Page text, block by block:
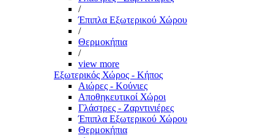
/
Έπιπλα Εξωτερικού Χώρου
/
Θερμοκήπια
/
view more
Εξωτερικός Χώρος - Κήπος
Αιώρες - Κούνιες
Αποθηκευτικοί Χώροι
Γλάστρες - Ζαρντινιέρες
Έπιπλα Εξωτερικού Χώρου
Θερμοκήπια